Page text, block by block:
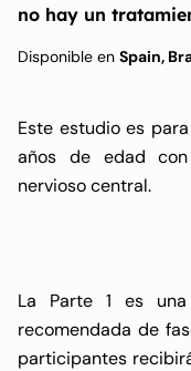
no hay un
Disponible en Spain,
Este estudio es
años de edad
nervioso central.
La Parte 1 es
recomendada de
participantes